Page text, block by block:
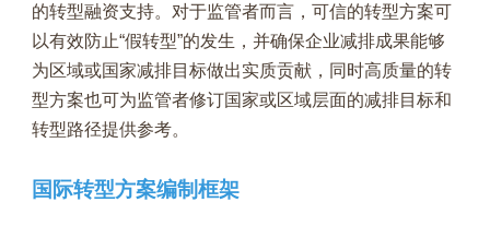
的转型融资支持。对于监管者而言，可信的转型方案可
以有效防止“假转型”的发生，并确保企业减排成果能够
为区域或国家减排目标做出实质贡献，同时高质量的转
型方案也可为监管者修订国家或区域层面的减排目标和
转型路径提供参考。
国际转型方案编制框架